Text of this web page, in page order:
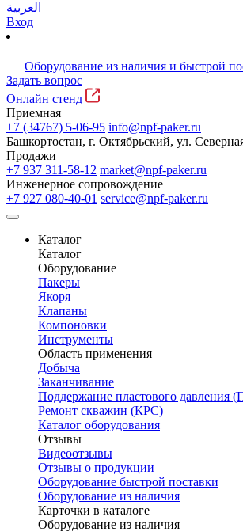
العربية
Вход
Оборудование из наличия и быстрой
Задать вопрос
Онлайн стенд
Приемная
+7 (34767) 5-06-95 info@npf-paker.ru
Башкортостан, г. Октябрьский, ул.
Продажи
+7 937 311-58-12 market@npf-paker.ru
Инженерное сопровождение
+7 927 080-40-01 service@npf-paker.ru
Каталог
Каталог
Оборудование
Пакеры
Якоря
Клапаны
Компоновки
Инструменты
Область применения
Добыча
Заканчивание
Поддержание пластового давления
Ремонт скважин (КРС)
Каталог оборудования
Отзывы
Видеоотзывы
Отзывы о продукции
Оборудование быстрой поставки
Оборудование из наличия
Карточки в каталоге
Оборудование из наличия